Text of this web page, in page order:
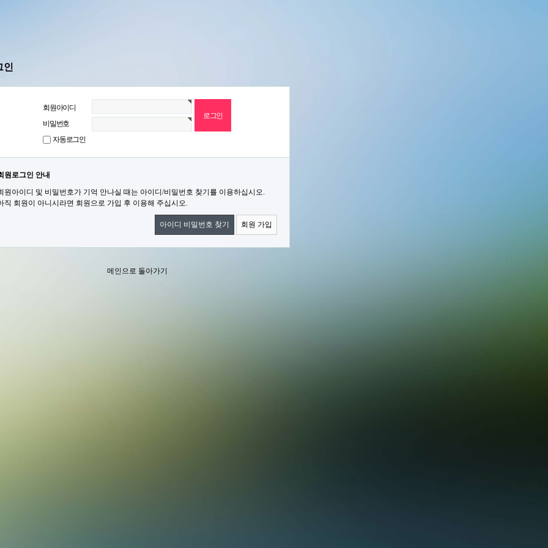
인
회원아이디
비밀번호
자동로그인
원로그인 안내
원아이디 및 비밀번호가 기억 안나실 때는 아이디/비밀번호 찾기를 이용하십시오.
직 회원이 아니시라면 회원으로 가입 후 이용해 주십시오.
아이디 비밀번호 찾기 회원 가입
메인으로 돌아가기